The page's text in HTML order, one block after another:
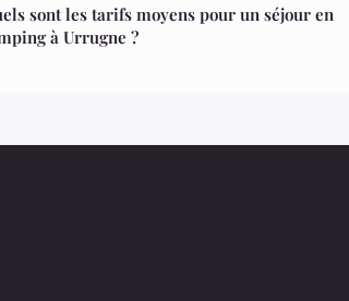
sont les tarifs moyens pour un séjour en
à Urrugne ?